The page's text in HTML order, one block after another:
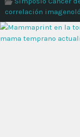
correlación